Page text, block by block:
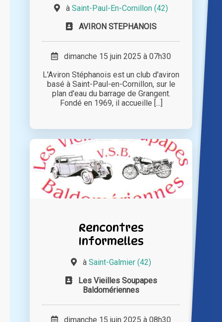
à Saint-Paul-En-Cornillon (42)
AVIRON STEPHANOIS
dimanche 15 juin 2025 à 07h30
L'Aviron Stéphanois est un club d'aviron
basé à Saint-Paul-en-Cornillon, sur le
plan d'eau du barrage de Grangent.
Fondé en 1969, il accueille [...]
Rencontres
Informelles
à Saint-Galmier (42)
Les Vieilles Soupapes
Baldomériennes
dimanche 15 juin 2025 à 08h30